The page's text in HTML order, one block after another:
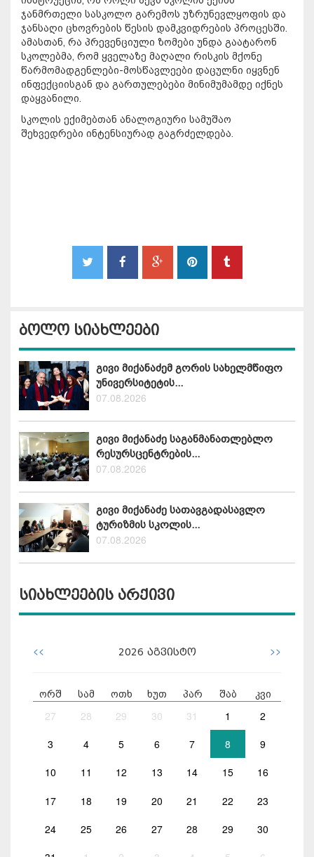
ჯანმრთელი სასკოლო გარემოს უზრუნევლყოფის და
ჯანსაღი ცხოვრების წესის დამკვიდრების პროცესში.
ამასთან, რა პრევენციული ზომები უნდა გაატარონ
სკოლებმა, რომ ყველაზე მაღალი რისკის მქონე
წარმომადგენლები-მოსწავლეები დაცულნი იყვნენ
ინფექციისგან და გართულებები მინიმუმამდე იქნეს
დაყვანილი.
სკოლის ექიმებთან ანალოგიური სამუშაო
შეხვედრები ინტენსიურად გაგრძელდება.
ბოლო სიახლეები
გივი მიქანაძემ გორის სახელმწიფო
უნივერსიტეტის...
07.08.2026
გივი მიქანაძე საგანმანათლებლო
რესურსცენტრების...
07.08.2026
გივი მიქანაძე სათავგადასავლო
ტურიზმის სკოლის...
07.08.2026
სიახლეების არქივი
<< 2026 აგვისტო >>
ორშ სამ ოთხ ხუთ პარ შაბ კვი
27 28 29 30 31 1 2
3 4 5 6 7 8 9
10 11 12 13 14 15 16
17 18 19 20 21 22 23
24 25 26 27 28 29 30